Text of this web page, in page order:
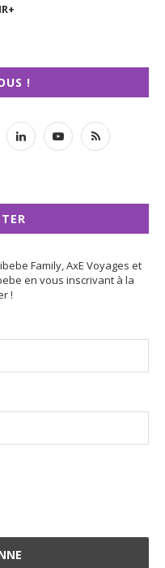
!
Family, AxE Voyages et
en vous inscrivant à la
!